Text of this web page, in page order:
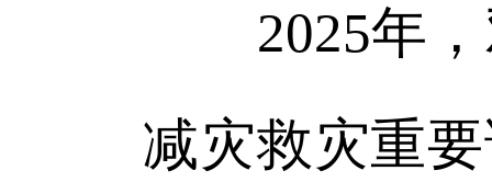
2025年，
减灾救灾重